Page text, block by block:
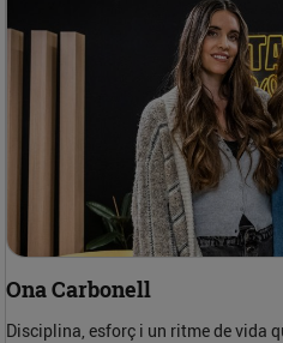
Ona Carbonell
Disciplina, esforç i un ritme de vida